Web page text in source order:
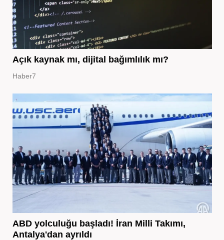
Açık kaynak mı, dijital bağımlılık mı?
Haber7
ABD yolculuğu başladı! İran Milli Takımı,
Antalya'dan ayrıldı